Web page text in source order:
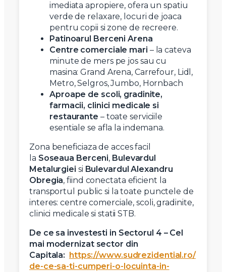
imediata apropiere, ofera un spatiu
verde de relaxare, locuri de joaca
pentru copii si zone de recreere.
Patinoarul Berceni Arena
Centre comerciale mari – la cateva
minute de mers pe jos sau cu
masina: Grand Arena, Carrefour, Lidl,
Metro, Selgros, Jumbo, Hornbach
Aproape de scoli, gradinite,
farmacii, clinici medicale si
restaurante – toate serviciile
esentiale se afla la indemana.
Zona beneficiaza de acces facil
la Soseaua Berceni, Bulevardul
Metalurgiei si Bulevardul Alexandru
Obregia, fiind conectata eficient la
transportul public si la toate punctele de
interes: centre comerciale, scoli, gradinite,
clinici medicale si statii STB.
De ce sa investesti in Sectorul 4 – Cel
mai modernizat sector din
Capitala:
https://www.sudrezidential.ro/
de-ce-sa-ti-cumperi-o-locuinta-in-